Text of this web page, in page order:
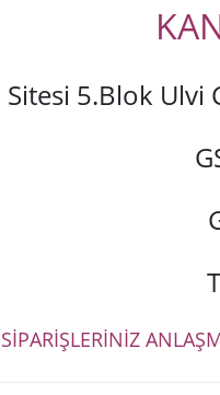
Sitesi 5.Blok
SİPARİŞLERİNİZ